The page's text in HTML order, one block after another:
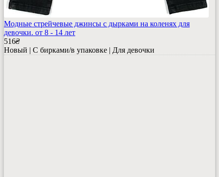
Модные стрейчевые джинсы с дырками на коленях для
девочки. от 8 - 14 лет
516₴
Новый | С бирками/в упаковке | Для девочки